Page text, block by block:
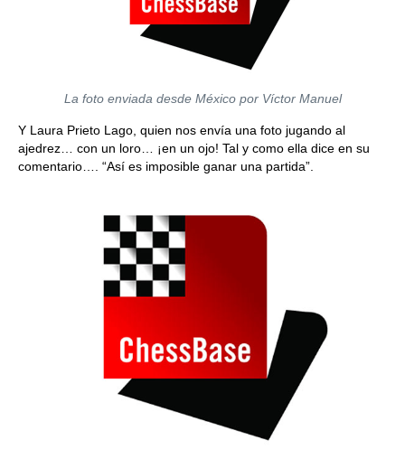
La foto enviada desde México por Víctor Manuel
Y Laura Prieto Lago, quien nos envía una foto jugando al
ajedrez… con un loro… ¡en un ojo! Tal y como ella dice en su
comentario…. “Así es imposible ganar una partida”.